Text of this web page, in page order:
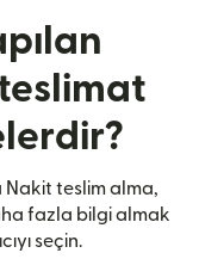
Nakit teslim alma,
fazla bilgi almak
seçin.